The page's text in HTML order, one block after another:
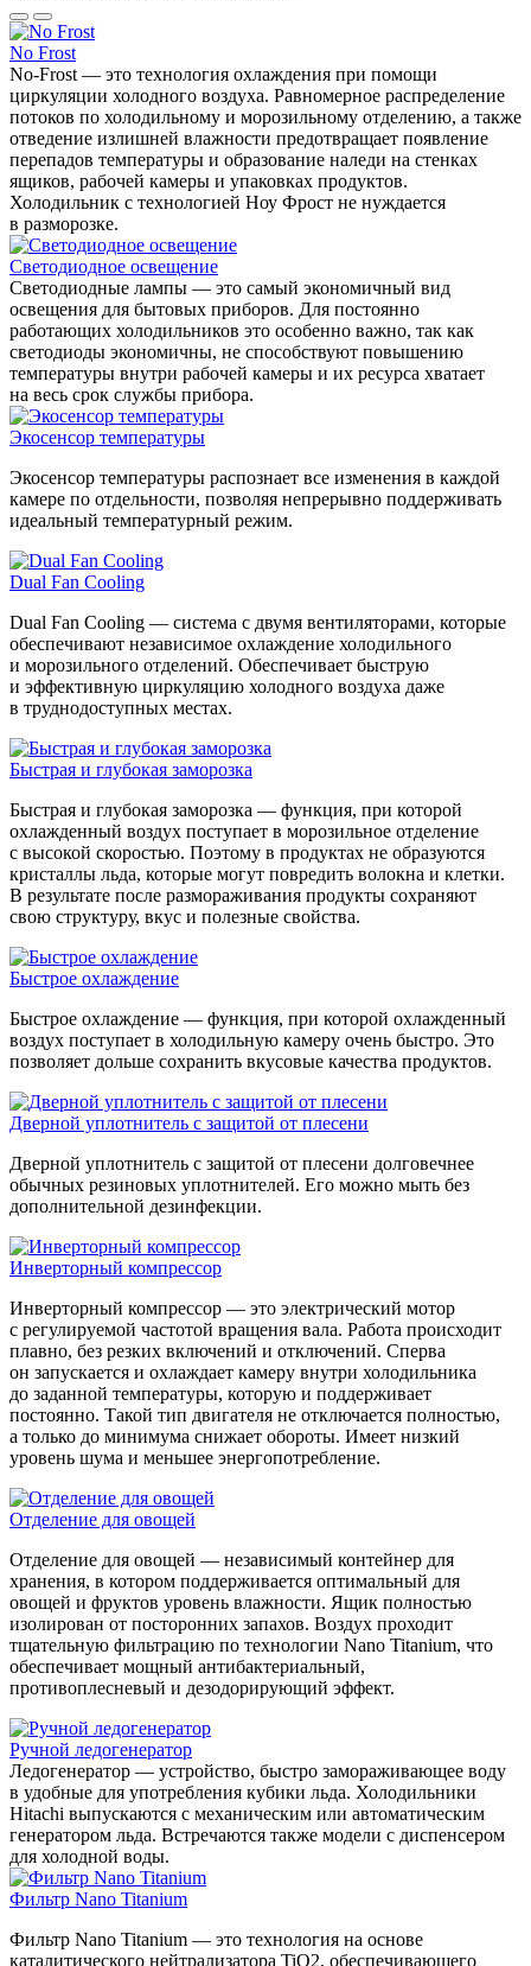
No Frost
No-Frost — это технология охлаждения при помощи
циркуляции холодного воздуха. Равномерное распределение
потоков по холодильному и морозильному отделению, а также
отведение излишней влажности предотвращает появление
перепадов температуры и образование наледи на стенках
ящиков, рабочей камеры и упаковках продуктов.
Холодильник с технологией Ноу Фрост не нуждается
в разморозке.
Светодиодное освещение
Светодиодные лампы — это самый экономичный вид
освещения для бытовых приборов. Для постоянно
работающих холодильников это особенно важно, так как
светодиоды экономичны, не способствуют повышению
температуры внутри рабочей камеры и их ресурса хватает
на весь срок службы прибора.
Экосенсор температуры
Экосенсор температуры распознает все изменения в каждой
камере по отдельности, позволяя непрерывно поддерживать
идеальный температурный режим.
Dual Fan Cooling
Dual Fan Cooling — система с двумя вентиляторами, которые
обеспечивают независимое охлаждение холодильного
и морозильного отделений. Обеспечивает быструю
и эффективную циркуляцию холодного воздуха даже
в труднодоступных местах.
Быстрая и глубокая заморозка
Быстрая и глубокая заморозка — функция, при которой
охлажденный воздух поступает в морозильное отделение
с высокой скоростью. Поэтому в продуктах не образуются
кристаллы льда, которые могут повредить волокна и клетки.
В результате после размораживания продукты сохраняют
свою структуру, вкус и полезные свойства.
Быстрое охлаждение
Быстрое охлаждение — функция, при которой охлажденный
воздух поступает в холодильную камеру очень быстро. Это
позволяет дольше сохранить вкусовые качества продуктов.
Дверной уплотнитель с защитой от плесени
Дверной уплотнитель с защитой от плесени долговечнее
обычных резиновых уплотнителей. Его можно мыть без
дополнительной дезинфекции.
Инверторный компрессор
Инверторный компрессор — это электрический мотор
с регулируемой частотой вращения вала. Работа происходит
плавно, без резких включений и отключений. Сперва
он запускается и охлаждает камеру внутри холодильника
до заданной температуры, которую и поддерживает
постоянно. Такой тип двигателя не отключается полностью,
а только до минимума снижает обороты. Имеет низкий
уровень шума и меньшее энергопотребление.
Отделение для овощей
Отделение для овощей — независимый контейнер для
хранения, в котором поддерживается оптимальный для
овощей и фруктов уровень влажности. Ящик полностью
изолирован от посторонних запахов. Воздух проходит
тщательную фильтрацию по технологии Nano Titanium, что
обеспечивает мощный антибактериальный,
противоплесневый и дезодорирующий эффект.
Ручной ледогенератор
Ледогенератор — устройство, быстро замораживающее воду
в удобные для употребления кубики льда. Холодильники
Hitachi выпускаются с механическим или автоматическим
генератором льда. Встречаются также модели с диспенсером
для холодной воды.
Фильтр Nano Titanium
Фильтр Nano Titanium — это технология на основе
каталитического нейтрализатора TiO2, обеспечивающего